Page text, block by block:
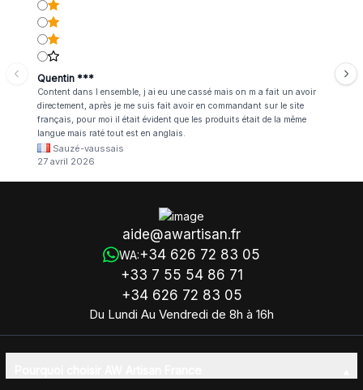
Quentin ***
Content dans l ensemble, j ai eu une cassé mais on m a fait un avoir
directement, après je me suis fait avoir en commandant sur le site
français, pour moi il était évident que les produits était de la même
langue mais raté tout est en anglais.
Sauzé-vaussais
27 avril 2026
aide@awartisan.fr
WA:+34 626 72 83 05
+33 7 55 54 86 71
+34 626 72 83 05
Du Lundi Au Vendredi de 8h à 16h